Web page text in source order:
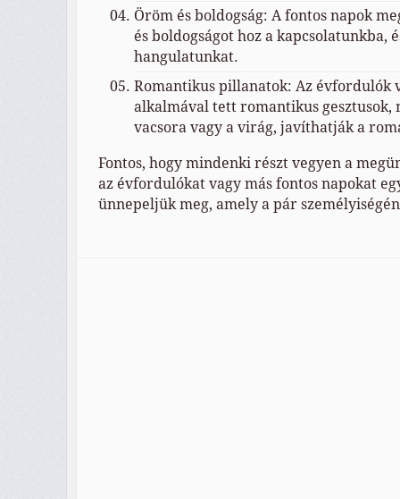
Öröm és boldogság: A fontos napok
és boldogságot hoz a kapcsolatunkba,
hangulatunkat.
Romantikus pillanatok: Az évfordulók
alkalmával tett romantikus gesztusok,
vacsora vagy a virág, javíthatják a
Fontos, hogy mindenki részt vegyen a
az évfordulókat vagy más fontos napokat
ünnepeljük meg, amely a pár